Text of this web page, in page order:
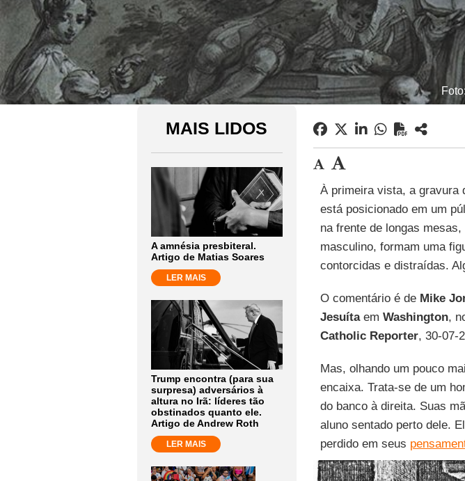
MAIS LIDOS
A amnésia presbiteral.
Artigo de Matias Soares
LER MAIS
Trump encontra (para sua
surpresa) adversários à
altura no Irã: líderes tão
obstinados quanto ele.
Artigo de Andrew Roth
LER MAIS
À primeira vista, a gravura
está posicionado em um
na frente de longas
masculino, formam uma
contorcidas e distraídas.
O comentário é de Mike
Jesuítaem Washington,
Catholic Reporter, 30-07-
Mas, olhando um pouco
encaixa. Trata-se de um
do banco à direita. Suas
aluno sentado perto dele.
perdido em seus